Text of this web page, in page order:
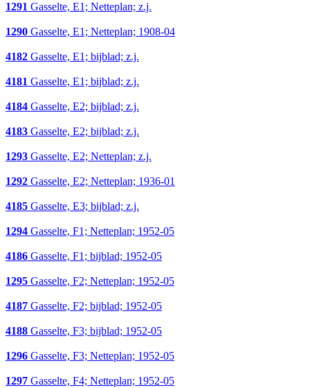
1291 Gasselte, E1; Netteplan; z.j.
1290 Gasselte, E1; Netteplan; 1908-04
4182 Gasselte, E1; bijblad; z.j.
4181 Gasselte, E1; bijblad; z.j.
4184 Gasselte, E2; bijblad; z.j.
4183 Gasselte, E2; bijblad; z.j.
1293 Gasselte, E2; Netteplan; z.j.
1292 Gasselte, E2; Netteplan; 1936-01
4185 Gasselte, E3; bijblad; z.j.
1294 Gasselte, F1; Netteplan; 1952-05
4186 Gasselte, F1; bijblad; 1952-05
1295 Gasselte, F2; Netteplan; 1952-05
4187 Gasselte, F2; bijblad; 1952-05
4188 Gasselte, F3; bijblad; 1952-05
1296 Gasselte, F3; Netteplan; 1952-05
1297 Gasselte, F4; Netteplan; 1952-05